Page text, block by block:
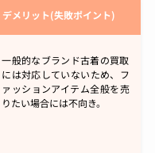
デメリット(失敗ポイント)
一般的なブランド古着の買取
には対応していないため、フ
ァッションアイテム全般を売
りたい場合には不向き。